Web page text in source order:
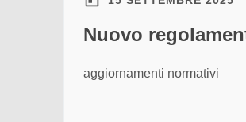
Nuovo
aggiornamenti normativi